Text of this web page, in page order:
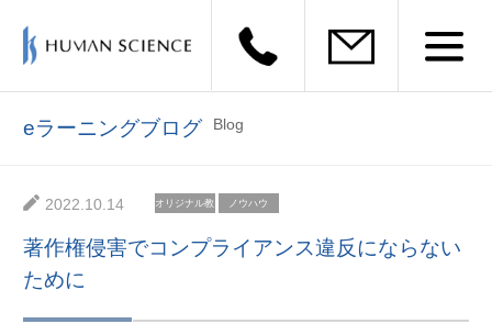
eラーニングブログ Blog
2022.10.14
オリジナル教
ノウハウ
著作権侵害でコンプライアンス違反にならない
ために